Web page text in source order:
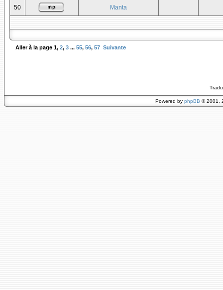
50 Manta
Aller à la page 1, 2, 3 ... 55, 56, 57 Suivante
Powered by phpBB © 2001,